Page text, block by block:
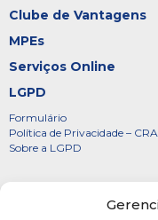
Clube de Vantagens
MPEs
Serviços Online
LGPD
Formulário
Política de Privacidade –
Sobre a LGPD